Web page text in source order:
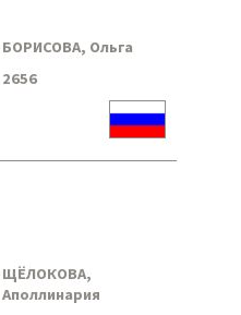
БОРИСОВА, Ольга
2656
ЩЁЛОКОВА,
Аполлинария